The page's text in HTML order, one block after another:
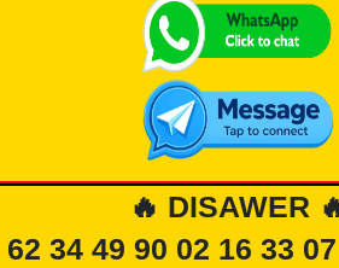
🔥 DISAWER
34 49 90 02 16 33